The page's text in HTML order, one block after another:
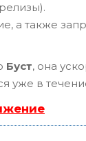
а также
Буст, она
уже в